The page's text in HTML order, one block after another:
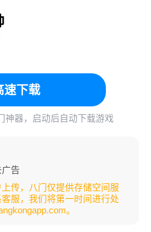
速下载
神器，启动后自动下载游戏
告
传，八门仅提供存储空间服
服，我们将第一时间进行处
。